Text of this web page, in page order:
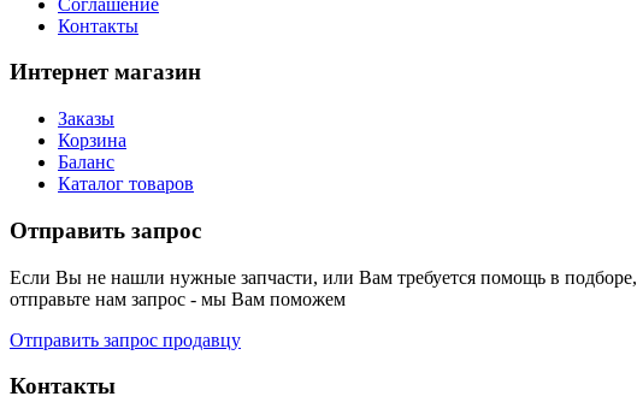
Контакты
Интернет магазин
Заказы
Корзина
Баланс
Каталог товаров
Отправить запрос
Если Вы не нашли нужные запчасти, или Вам требуется помощь в подборе,
отправьте нам запрос - мы Вам поможем
Отправить запрос продавцу
Контакты